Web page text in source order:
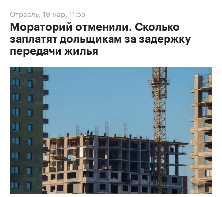
Отрасль, 19 мар, 11:55
Мораторий отменили. Сколько
заплатят дольщикам за задержку
передачи жилья